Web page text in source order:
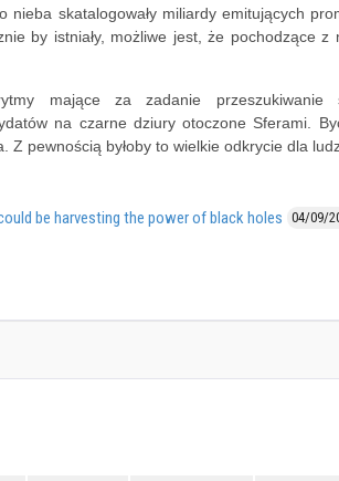
nieba skatalogowały miliardy emitujących
by istniały, możliwe jest, że pochodzące z
mające za zadanie przeszukiwanie
na czarne dziury otoczone Sferami.
Z pewnością byłoby to wielkie odkrycie dla
be harvesting the power of black holes 04/09/